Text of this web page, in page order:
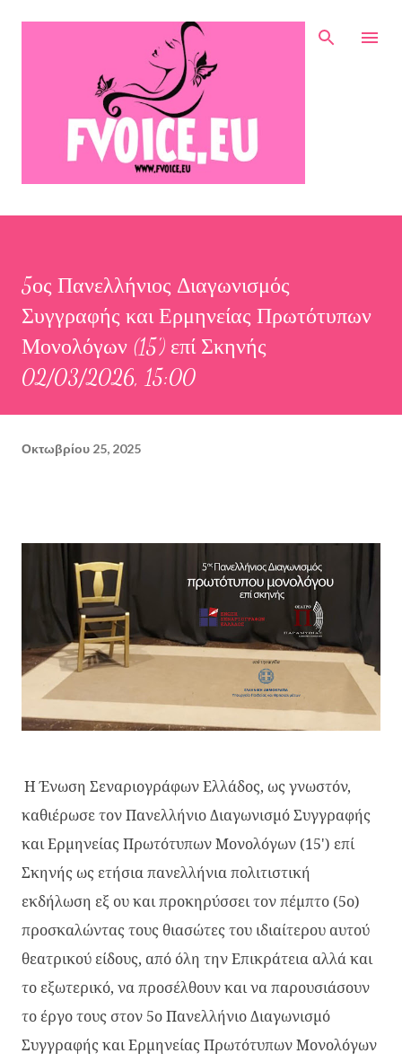
Μετάβαση στο κύριο περιεχόμενο
5ος Πανελλήνιος Διαγωνισμός
Συγγραφής και Ερμηνείας Πρωτότυπων
Μονολόγων (15') επί Σκηνής
02/03/2026, 15:00
Οκτωβρίου 25, 2025
Η Ένωση Σεναριογράφων Ελλάδος, ως γνωστόν,
καθιέρωσε τον Πανελλήνιο Διαγωνισμό Συγγραφής
και Ερμηνείας Πρωτότυπων Μονολόγων (15') επί
Σκηνής ως ετήσια πανελλήνια πολιτιστική
εκδήλωση εξ ου και προκηρύσσει τον πέμπτο (5ο)
προσκαλώντας τους θιασώτες του ιδιαίτερου αυτού
θεατρικού είδους, από όλη την Επικράτεια αλλά και
το εξωτερικό, να προσέλθουν και να παρουσιάσουν
το έργο τους στον 5ο Πανελλήνιο Διαγωνισμό
Συγγραφής και Ερμηνείας Πρωτότυπων Μονολόγων